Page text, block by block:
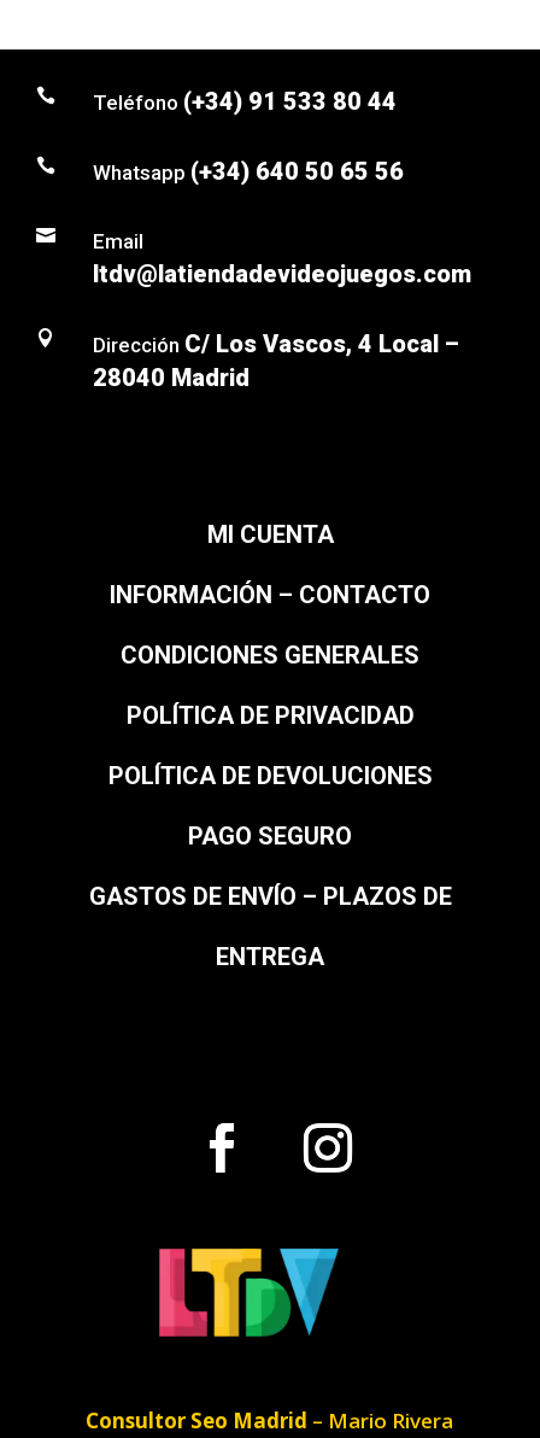
 Teléfono (+34) 91 533 80 44
 Whatsapp (+34) 640 50 65 56
 Email
ltdv@latiendadevideojuegos.com
 Dirección C/ Los Vascos, 4 Local –
28040 Madrid
MI CUENTA
INFORMACIÓN – CONTACTO
CONDICIONES GENERALES
POLÍTICA DE PRIVACIDAD
POLÍTICA DE DEVOLUCIONES
PAGO SEGURO
GASTOS DE ENVÍO – PLAZOS DE
ENTREGA
Consultor Seo Madrid – Mario Rivera